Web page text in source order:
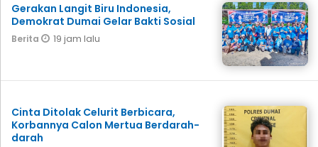
Gerakan Langit Biru Indonesia,
Demokrat Dumai Gelar Bakti Sosial
Berita 19 jam lalu
Cinta Ditolak Celurit Berbicara,
Korbannya Calon Mertua Berdarah-
darah